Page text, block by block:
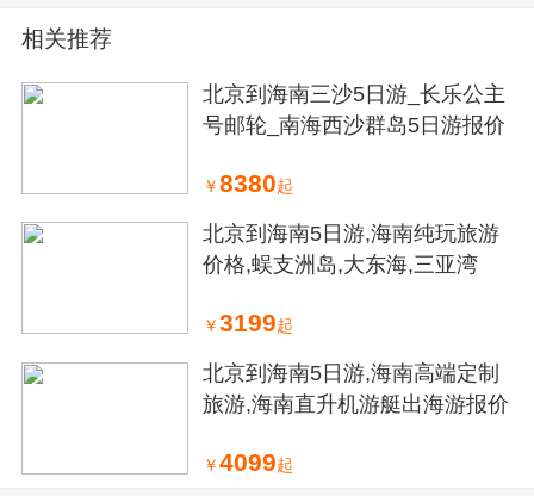
1、首道景点门票。景区内的购物店属于景区自身附属配
2、稻田捉鱼活动是与当地村民合作的娱乐项目，每位游
客只含1条免费田鱼（餐厅提供免费加工服务），多要的
它菜品。儿童费用1.2米-1.4米儿童地接价格只含一正座车
相关推荐
北京到海南三沙5日游_长乐公主
号邮轮_南海西沙群岛5日游报价
￥8380起
北京到海南5日游,海南纯玩旅游
价格,蜈支洲岛,大东海,三亚湾
￥3199起
北京到海南5日游,海南高端定制
旅游,海南直升机游艇出海游报价
￥4099起